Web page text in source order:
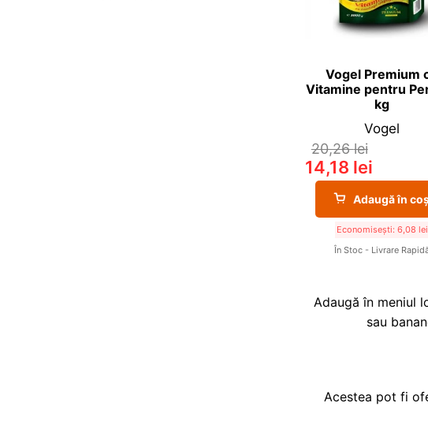
Vogel Premium
Vitamine pentru
kg
Vogel
20,26lei
14,18 lei
Adaugă în
Economisești: 6,08 lei
În Stoc - Livrare
Adaugă în meniul
sau
Acestea pot fi